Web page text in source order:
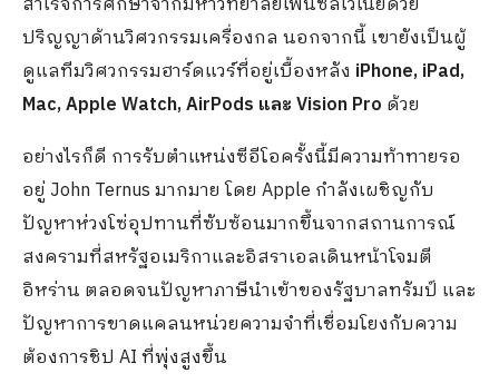
ปริญญาด้านวิศวกรรมเครื่องกล นอกจากนี้ เขายังเป็นผู้
ดูแลทีมวิศวกรรมฮาร์ดแวร์ที่อยู่เบื้องหลัง iPhone, iPad,
Mac, Apple Watch, AirPods และ Vision Pro ด้วย
อย่างไรก็ดี การรับตำแหน่งซีอีโอครั้งนี้มีความท้าทายรอ
อยู่ John Ternus มากมาย โดย Apple กำลังเผชิญกับ
ปัญหาห่วงโซ่อุปทานที่ซับซ้อนมากขึ้นจากสถานการณ์
สงครามที่สหรัฐอเมริกาและอิสราเอลเดินหน้าโจมตี
อิหร่าน ตลอดจนปัญหาภาษีนำเข้าของรัฐบาลทรัมป์ และ
ปัญหาการขาดแคลนหน่วยความจำที่เชื่อมโยงกับความ
ต้องการชิป AI ที่พุ่งสูงขึ้น